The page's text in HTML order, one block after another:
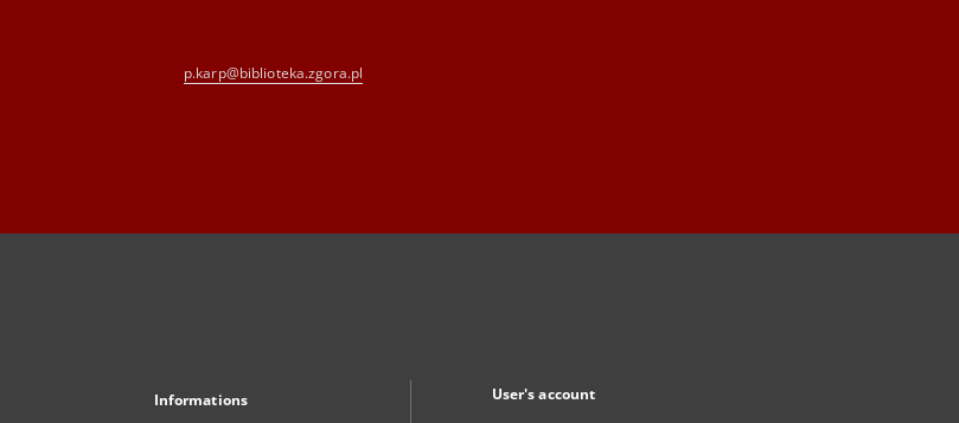
p.karp@biblioteka.zgora.pl
Informations User's account